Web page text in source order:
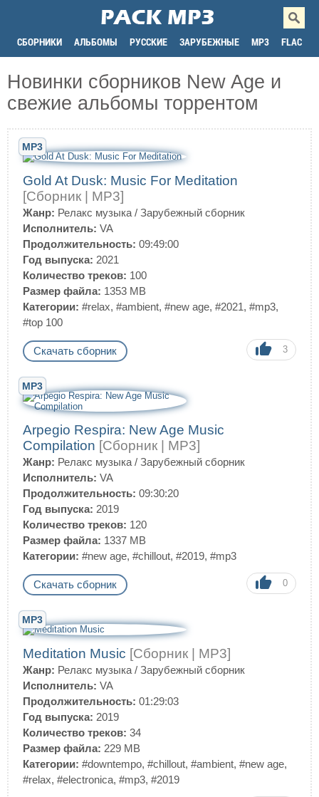
СБОРНИКИ АЛЬБОМЫ РУССКИЕ ЗАРУБЕЖНЫЕ MP3 FLAC
Новинки сборников New Age и
свежие альбомы торрентом
MP3
Gold At Dusk: Music For Meditation
[Сборник | MP3]
Жанр: Релакс музыка / Зарубежный сборник
Исполнитель: VA
Продолжительность: 09:49:00
Год выпуска: 2021
Количество треков: 100
Размер файла: 1353 MB
Категории: #relax, #ambient, #new age, #2021, #mp3,
#top 100
Скачать сборник 3
MP3
Arpegio Respira: New Age Music
Compilation [Сборник | MP3]
Жанр: Релакс музыка / Зарубежный сборник
Исполнитель: VA
Продолжительность: 09:30:20
Год выпуска: 2019
Количество треков: 120
Размер файла: 1337 MB
Категории: #new age, #chillout, #2019, #mp3
Скачать сборник 0
MP3
Meditation Music [Сборник | MP3]
Жанр: Релакс музыка / Зарубежный сборник
Исполнитель: VA
Продолжительность: 01:29:03
Год выпуска: 2019
Количество треков: 34
Размер файла: 229 MB
Категории: #downtempo, #chillout, #ambient, #new age,
#relax, #electronica, #mp3, #2019